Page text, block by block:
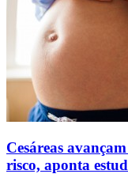
Cesáreas
risco, aponta